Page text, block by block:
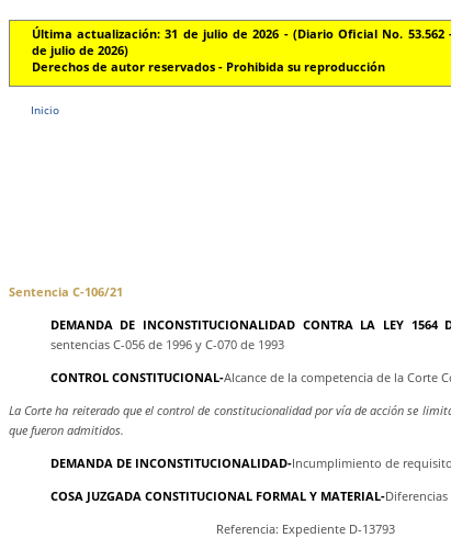
Última actualización: 31 de julio de 2026 - (Diario Oficial No. 53.562
de julio de 2026)
Derechos de autor reservados - Prohibida su reproducción
Inicio
Sentencia C-106/21
DEMANDA DE INCONSTITUCIONALIDAD CONTRA LA LEY 1564
sentencias C-056 de 1996 y C-070 de 1993
CONTROL CONSTITUCIONAL-Alcance de la competencia de la Corte
La Corte ha reiterado que el control de constitucionalidad por vía de acción se
que fueron admitidos.
DEMANDA DE INCONSTITUCIONALIDAD-Incumplimiento de
COSA JUZGADA CONSTITUCIONAL FORMAL Y MATERIAL-Diferencias
Referencia: Expediente D-13793